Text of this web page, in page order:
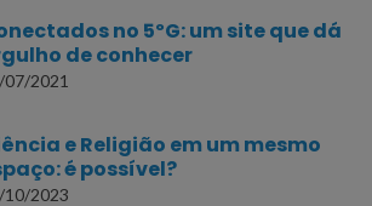
no 5ºG: um site que dá
de conhecer
07/2021
e Religião em um mesmo
é possível?
10/2023